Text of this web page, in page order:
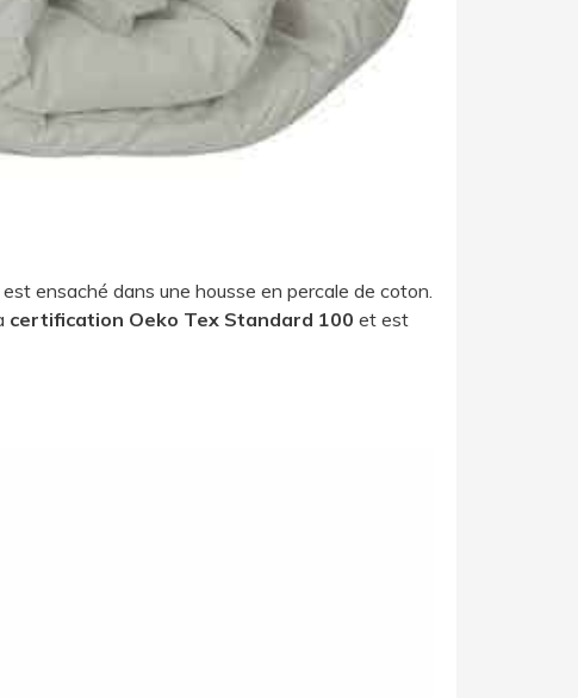
est ensaché dans une housse en percale de coton.
certification Oeko Tex Standard 100 et est